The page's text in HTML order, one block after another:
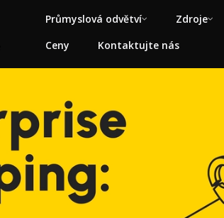
Průmyslová odvětví
Zdroje
Ceny
Kontaktujte nás